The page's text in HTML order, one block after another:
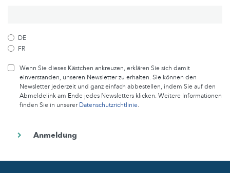
DE
FR
Wenn Sie dieses Kästchen ankreuzen, erklären Sie sich damit
einverstanden, unseren Newsletter zu erhalten. Sie können den
Newsletter jederzeit und ganz einfach abbestellen, indem Sie auf den
Abmeldelink am Ende jedes Newsletters klicken. Weitere Informationen
finden Sie in unsererDatenschutzrichtlinie.